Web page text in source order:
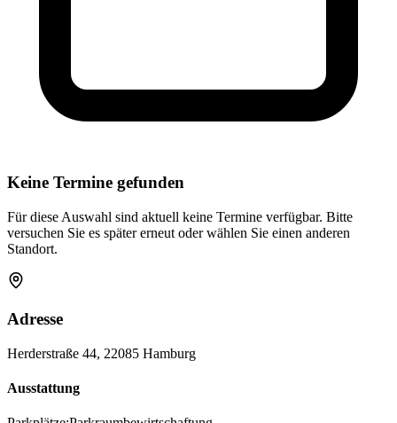
Keine Termine gefunden
Für diese Auswahl sind aktuell keine Termine verfügbar. Bitte
versuchen Sie es später erneut oder wählen Sie einen anderen
Standort.
Adresse
Herderstraße 44, 22085 Hamburg
Ausstattung